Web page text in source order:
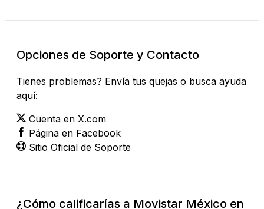
Opciones de Soporte y Contacto
Tienes problemas? Envía tus quejas o busca ayuda
aquí:
Cuenta en X.com
Página en Facebook
Sitio Oficial de Soporte
¿Cómo calificarías a Movistar México en